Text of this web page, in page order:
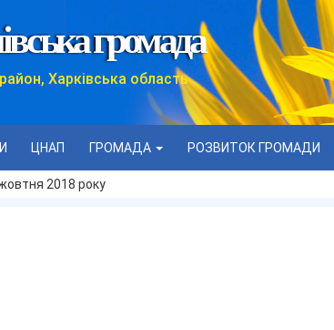
громада
Харківська область
ЦНАП ГРОМАДА РОЗВИТОК ГРОМАДИ
жовтня 2018 року